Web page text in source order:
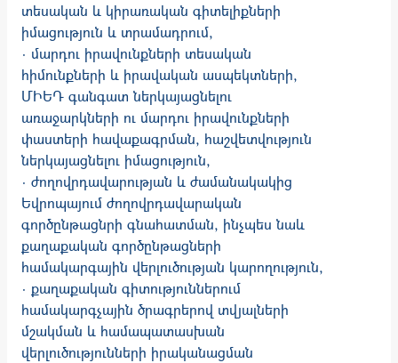
տեսական և կիրառական գիտելիքների
իմացություն և տրամադրում,
· մարդու իրավունքների տեսական
հիմունքների և իրավական ասպեկտների,
ՄԻԵԴ գանգատ ներկայացնելու
առաջարկների ու մարդու իրավունքների
փաստերի հավաքագրման, հաշվետվություն
ներկայացնելու իմացություն,
· ժողովրդավարության և ժամանակակից
Եվրոպայում ժողովրդավարական
գործընթացնրի գնահատման, ինչպես նաև
քաղաքական գործընթացների
համակարգային վերլուծության կարողություն,
· քաղաքական գիտություններում
համակարգչային ծրագրերով տվյալների
մշակման և համապատասխան
վերլուծությունների իրականացման